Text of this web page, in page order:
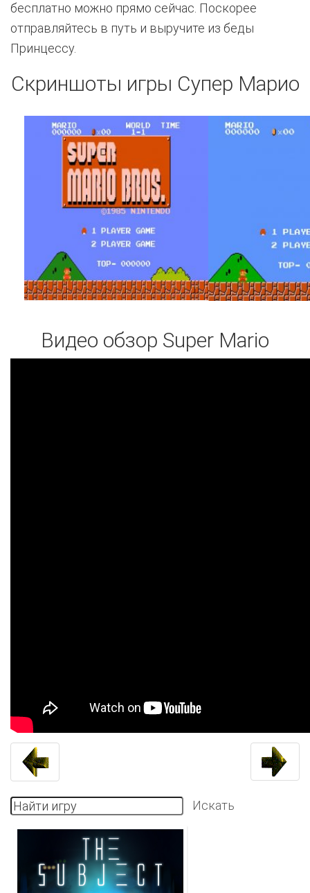
бесплатно можно прямо сейчас. Поскорее
отправляйтесь в путь и выручите из беды
Принцессу.
Скриншоты игры Супер Марио
Видео обзор Super Mario